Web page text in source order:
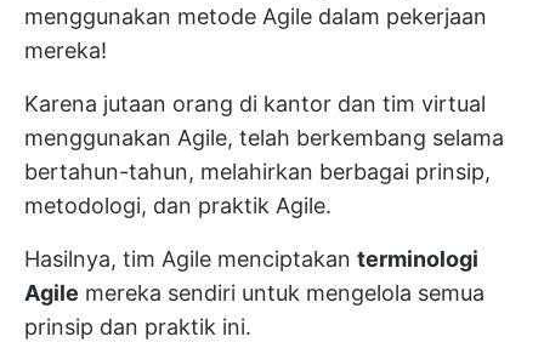
menggunakan metode Agile dalam pekerjaan
mereka!
Karena jutaan orang di kantor dan tim virtual
menggunakan Agile, telah berkembang selama
bertahun-tahun, melahirkan berbagai prinsip,
metodologi, dan praktik Agile.
Hasilnya, tim Agile menciptakan terminologi
Agile mereka sendiri untuk mengelola semua
prinsip dan praktik ini.